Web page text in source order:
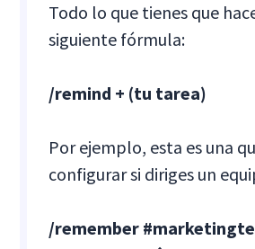
Todo lo que tienes que
siguiente fórmula:
/remind + (tu tarea)
Por ejemplo, esta es una
configurar si diriges un
/remember